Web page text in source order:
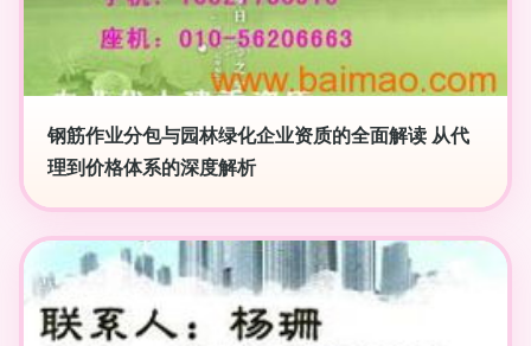
钢筋作业分包与园林绿化企业资质的全面解读 从代
理到价格体系的深度解析